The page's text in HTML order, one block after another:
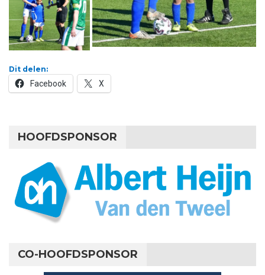
Dit delen:
Facebook X
HOOFDSPONSOR
CO-HOOFDSPONSOR